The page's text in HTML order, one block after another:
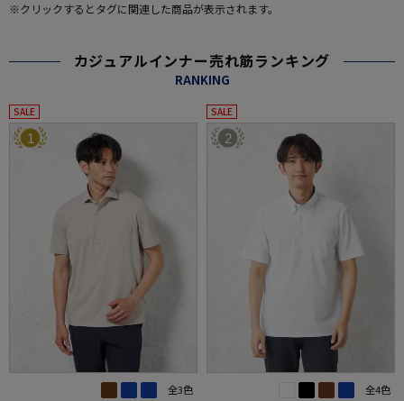
※クリックするとタグに関連した商品が表示されます。
カジュアルインナー売れ筋ランキング
RANKING
SALE
1
全3色
SALE
2
全4色